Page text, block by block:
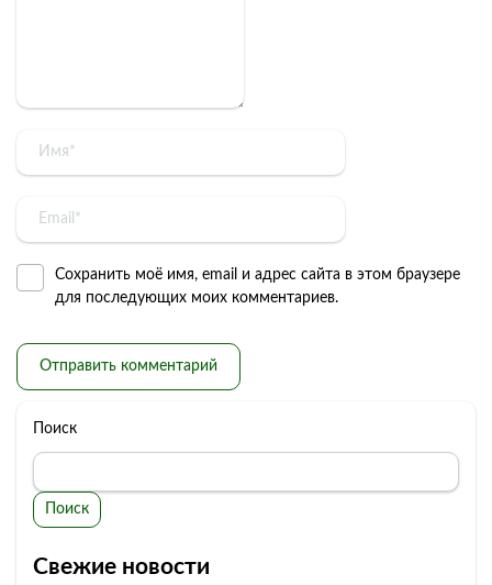
Сохранить моё имя, email и адрес сайта в этом браузере
для последующих моих комментариев.
Поиск
Поиск
Свежие новости